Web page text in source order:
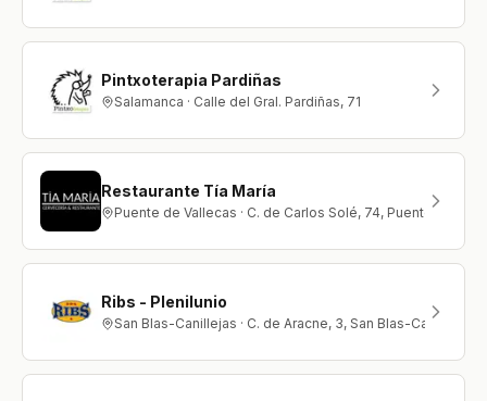
Pintxoterapia Pardiñas
Salamanca · Calle del Gral. Pardiñas, 71
Restaurante Tía María
Puente de Vallecas · C. de Carlos Solé, 74, Puente de
Ribs - Plenilunio
San Blas-Canillejas · C. de Aracne, 3, San Blas-Canillejas,